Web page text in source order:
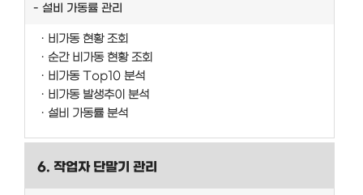
설비 가동률 관리
비가동 현황 조회
순간 비가동 현황 조회
비가동 Top10 분석
비가동 발생추이 분석
설비 가동률 분석
6. 작업자 단말기 관리